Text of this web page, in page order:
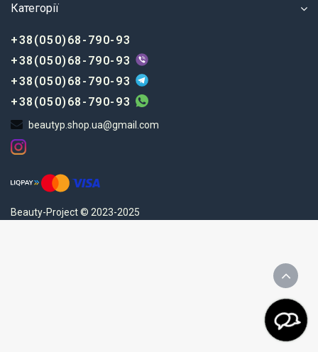
Категорії
+38(050)68-790-93
+38(050)68-790-93
+38(050)68-790-93
+38(050)68-790-93
beautyp.shop.ua@gmail.com
Beauty-Project © 2023-2025